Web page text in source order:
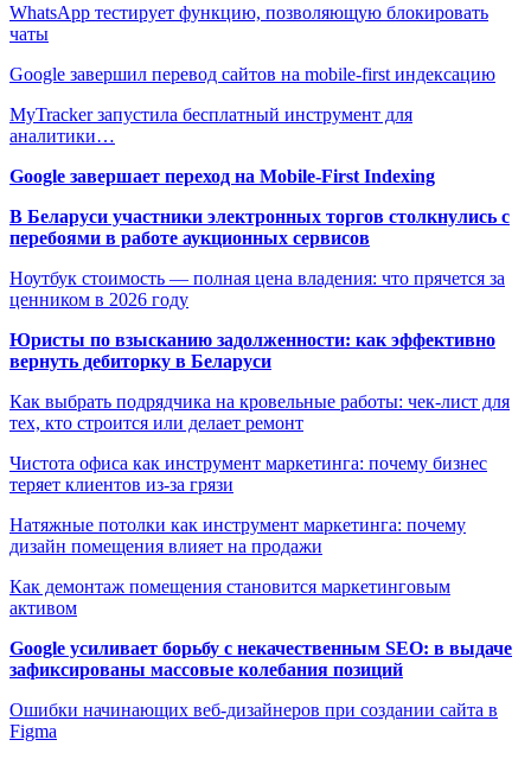
WhatsApp тестирует функцию, позволяющую блокировать
чаты
Google завершил перевод сайтов на mobile-first индексацию
MyTracker запустила бесплатный инструмент для
аналитики…
Google завершает переход на Mobile-First Indexing
В Беларуси участники электронных торгов столкнулись с
перебоями в работе аукционных сервисов
Ноутбук стоимость — полная цена владения: что прячется за
ценником в 2026 году
Юристы по взысканию задолженности: как эффективно
вернуть дебиторку в Беларуси
Как выбрать подрядчика на кровельные работы: чек-лист для
тех, кто строится или делает ремонт
Чистота офиса как инструмент маркетинга: почему бизнес
теряет клиентов из-за грязи
Натяжные потолки как инструмент маркетинга: почему
дизайн помещения влияет на продажи
Как демонтаж помещения становится маркетинговым
активом
Google усиливает борьбу с некачественным SEO: в выдаче
зафиксированы массовые колебания позиций
Ошибки начинающих веб-дизайнеров при создании сайта в
Figma